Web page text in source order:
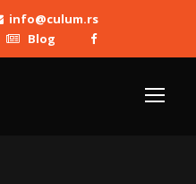
info@culum.rs
Blog